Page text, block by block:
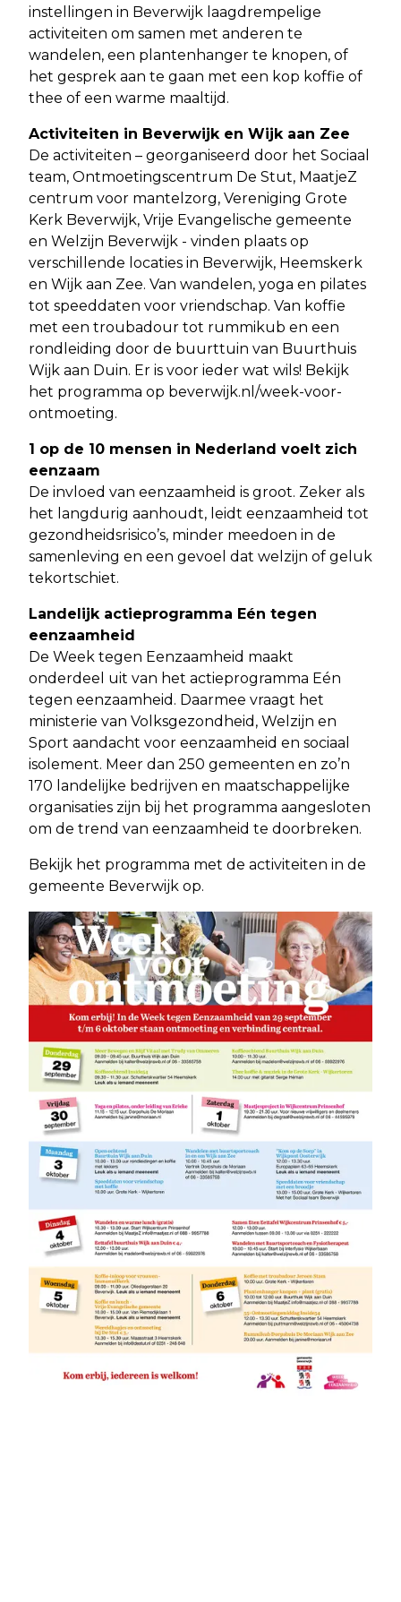
instellingen in Beverwijk laagdrempelige
activiteiten om samen met anderen te
wandelen, een plantenhanger te knopen, of
het gesprek aan te gaan met een kop koffie of
thee of een warme maaltijd.
Activiteiten in Beverwijk en Wijk aan Zee
De activiteiten – georganiseerd door het Sociaal
team, Ontmoetingscentrum De Stut, MaatjeZ
centrum voor mantelzorg, Vereniging Grote
Kerk Beverwijk, Vrije Evangelische gemeente
en Welzijn Beverwijk - vinden plaats op
verschillende locaties in Beverwijk, Heemskerk
en Wijk aan Zee. Van wandelen, yoga en pilates
tot speeddaten voor vriendschap. Van koffie
met een troubadour tot rummikub en een
rondleiding door de buurttuin van Buurthuis
Wijk aan Duin. Er is voor ieder wat wils! Bekijk
het programma op beverwijk.nl/week-voor-
ontmoeting.
1 op de 10 mensen in Nederland voelt zich
eenzaam
De invloed van eenzaamheid is groot. Zeker als
het langdurig aanhoudt, leidt eenzaamheid tot
gezondheidsrisico’s, minder meedoen in de
samenleving en een gevoel dat welzijn of geluk
tekortschiet.
Landelijk actieprogramma Eén tegen
eenzaamheid
De Week tegen Eenzaamheid maakt
onderdeel uit van het actieprogramma Eén
tegen eenzaamheid. Daarmee vraagt het
ministerie van Volksgezondheid, Welzijn en
Sport aandacht voor eenzaamheid en sociaal
isolement. Meer dan 250 gemeenten en zo’n
170 landelijke bedrijven en maatschappelijke
organisaties zijn bij het programma aangesloten
om de trend van eenzaamheid te doorbreken.
Bekijk het programma met de activiteiten in de
gemeente Beverwijk op.